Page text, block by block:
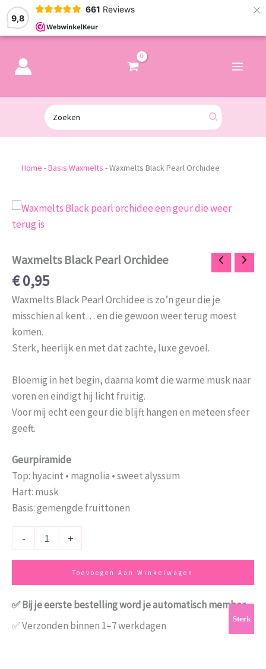
9,8
661 Reviews ×
Zoeken
naar:
Home -Basis Waxmelts -Waxmelts Black Pearl Orchidee
Sterk
Waxmelts Black Pearl Orchidee
€0,95
Waxmelts Black Pearl Orchidee is zo’n geur die je
misschien al kent… en die gewoon weer terug moest
komen.
Sterk, heerlijk en met dat zachte, luxe gevoel.
Bloemig in het begin, daarna komt die warme musk naar
voren en eindigt hij licht fruitig.
Voor mij echt een geur die blijft hangen en meteen sfeer
geeft.
Geurpiramide
Top: hyacint • magnolia • sweet alyssum
Hart: musk
Basis: gemengde fruittonen
-
Waxmelts
Pearl
aantal
+
Toevoegen Aan Winkelwagen
✅ Bij je eerste bestelling word je automatisch member
✅ Verzonden binnen 1–7 werkdagen